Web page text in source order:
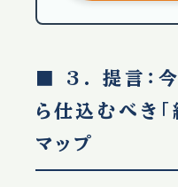
■ 3. 提言：
ら仕込むべき
マップ